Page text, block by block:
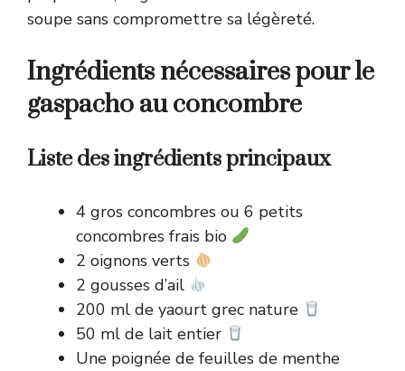
soupe sans compromettre sa légèreté.
Ingrédients nécessaires pour le
gaspacho au concombre
Liste des ingrédients principaux
4 gros concombres ou 6 petits
concombres frais bio
2 oignons verts
2 gousses d’ail
200 ml de yaourt grec nature
50 ml de lait entier
Une poignée de feuilles de menthe